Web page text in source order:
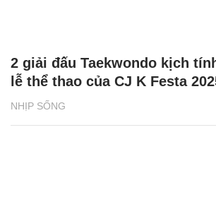
NHỊP SỐNG
2 giải đấu Taekwondo kịch
lễ thể thao của CJ K Festa